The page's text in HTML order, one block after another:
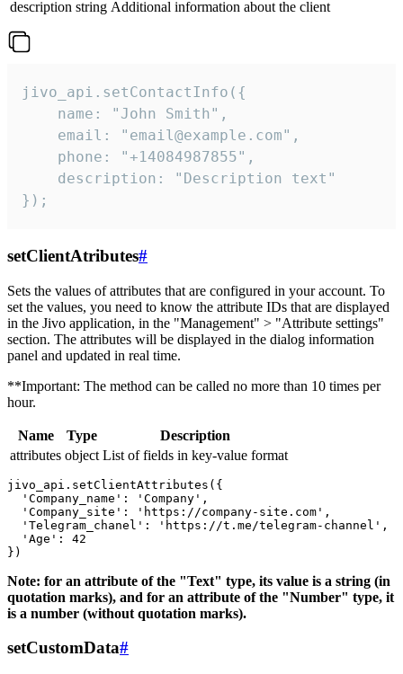
description string Additional information about the client
jivo_api.setContactInfo({
    name: "John Smith",
    email: "email@example.com",
    phone: "+14084987855",
    description: "Description text"
});
setClientAtributes#
Sets the values ​​of attributes that are configured in your account. To
set the values, you need to know the attribute IDs that are displayed
in the Jivo application, in the "Management" > "Attribute settings"
section. The attributes will be displayed in the dialog information
panel and updated in real time.
**Important: The method can be called no more than 10 times per
hour.
Name Type
Description
attributes object List of fields in key-value format
jivo_api.setClientAttributes({
  'Company_name': 'Company',
  'Company_site': 'https://company-site.com',
  'Telegram_chanel': 'https://t.me/telegram-channel',
  'Age': 42
Note: for an attribute of the "Text" type, its value is a string (in
quotation marks), and for an attribute of the "Number" type, it
is a number (without quotation marks).
setCustomData#